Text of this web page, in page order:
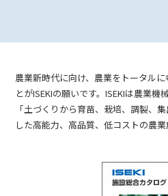
農業新時代に向け、農業をトータル
とがISEKIの願いです。ISEKIは農業
「土づくりから育苗、栽培、調製、
した高能力、高品質、低コストの農